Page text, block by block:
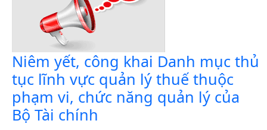
Niêm yết, công khai Danh mục thủ
tục lĩnh vực quản lý thuế thuộc
phạm vi, chức năng quản lý của
Bộ Tài chính